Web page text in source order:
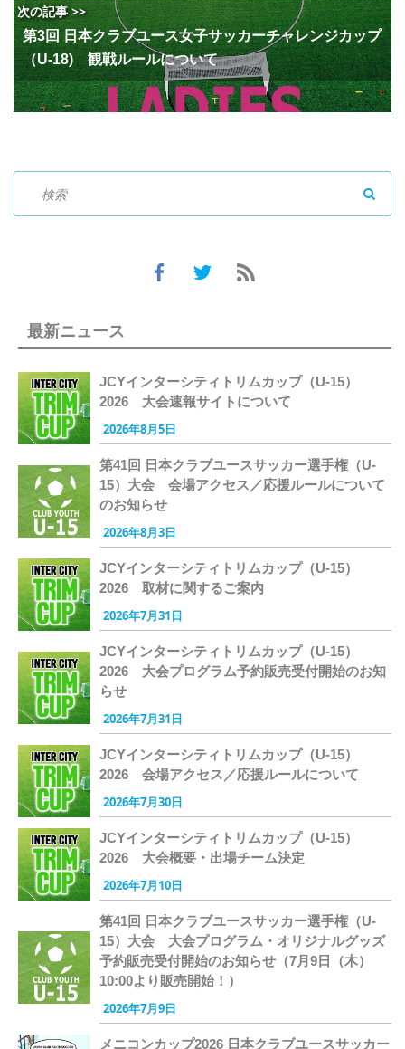
次の記事 >>
第3回 日本クラブユース女子サッカーチャレンジカップ
（U-18) 観戦ルールについて
最新ニュース
JCYインターシティトリムカップ（U-15）
2026 大会速報サイトについて
2026年8月5日
第41回 日本クラブユースサッカー選手権（U-
15）大会 会場アクセス／応援ルールについて
のお知らせ
2026年8月3日
JCYインターシティトリムカップ（U-15）
2026 取材に関するご案内
2026年7月31日
JCYインターシティトリムカップ（U-15）
2026 大会プログラム予約販売受付開始のお知
らせ
2026年7月31日
JCYインターシティトリムカップ（U-15）
2026 会場アクセス／応援ルールについて
2026年7月30日
JCYインターシティトリムカップ（U-15）
2026 大会概要・出場チーム決定
2026年7月10日
第41回 日本クラブユースサッカー選手権（U-
15）大会 大会プログラム・オリジナルグッズ
予約販売受付開始のお知らせ（7月9日（木）
10:00より販売開始！）
2026年7月9日
メニコンカップ2026 日本クラブユースサッカー